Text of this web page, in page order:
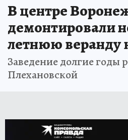
В центре
демонтировали
летнюю веранду
Заведение долгие годы
Плехановской